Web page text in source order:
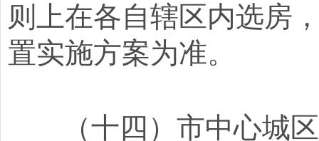
则上在各自辖区内选房
置实施方案为准。
（十四）市中心城区